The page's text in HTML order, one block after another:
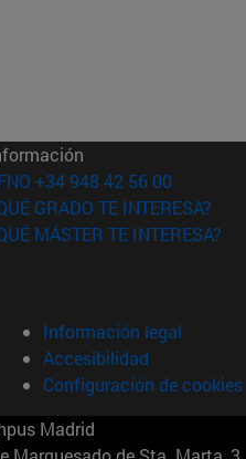
ventana)
+34 948 42 56 00
GRADO TE INTERESA?
MÁSTER TE INTERESA?
Información legal
Accesibilidad
Configuración de cookies
Madrid